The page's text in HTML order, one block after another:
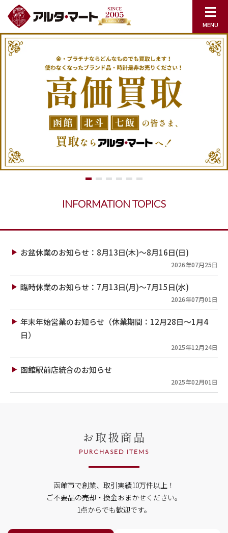
INFORMATION TOPICS
お盆休業のお知らせ：8月13日(木)～8月16日(日)
2026年07月25日
臨時休業のお知らせ：7月13日(月)～7月15日(水)
2026年07月01日
年末年始営業のお知らせ（休業期間：12月28日～1月4
日）
2025年12月24日
函館駅前店統合のお知らせ
2025年02月01日
お取扱商品
PURCHASED ITEMS
函館市で創業、取引実績10万件以上！
ご不要品の売却・換金おまかせください。
1点からでも歓迎です。